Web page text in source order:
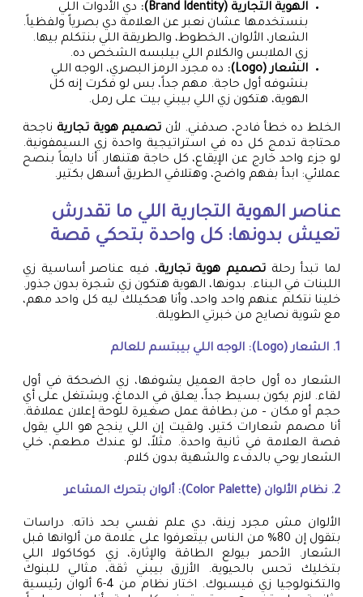
الهوية التجارية (Brand Identity):
دي الأدوات اللي
بنستخدمها عشان نعبر عن العلامة دي بصرياً ولفظياً.
الشعار، الألوان، الخطوط، والطريقة اللي بنتكلم بيها.
زي الملابس والكلام اللي بيلبسه الشخص ده.
الشعار (Logo):
ده مجرد الرمز البصري، الوجه اللي
بنشوفه أول حاجة. مهم جداً، بس لو فكرت إنه كل
الهوية، هتكون زي اللي بيبني بيت على رمل.
الخلط ده خطأ فادح، صدقني. لأن تصميم هوية تجارية ناجحة
محتاجة تدمج كل ده في استراتيجية واحدة زي السيمفونية.
لو جزء واحد خارج عن الإيقاع، كل حاجة هتنهار. أنا دايماً بنصح
عملائي: ابدأ بفهم واضح، وهتلاقي الطريق أسهل بكتير.
عناصر الهوية التجارية اللي ما تقدرش
تعيش بدونها: كل واحدة بتحكي قصة
لما تبدأ رحلة تصميم هوية تجارية، فيه عناصر أساسية زي
اللبنات في البناء. بدونها، الهوية هتكون زي شجرة بدون جذور.
خلينا نتكلم عنهم واحد واحد، وأنا هحكيلك ليه كل واحد مهم،
مع شوية نصايح من خبرتي الطويلة.
1. الشعار (Logo): الوجه اللي بيبتسم للعالم
الشعار ده أول حاجة العميل يشوفها، زي الضحكة في أول
لقاء. لازم يكون بسيط جداً، يعلق في الدماغ، ويشتغل على أي
حجم أو مكان – من بطاقة عمل صغيرة للوحة إعلان عملاقة.
أنا مصمم شعارات كتير، ولقيت إن اللي ينجح هو اللي يقول
قصة العلامة في ثانية واحدة. مثلاً، لو عندك مطعم، خلي
الشعار يوحي بالدفء والشهية بدون كلام.
2. نظام الألوان (Color Palette): ألوان بتحرك المشاعر
الألوان مش مجرد زينة، دي علم نفسي بحد ذاته. دراسات
بتقول إن 80% من الناس بيتعرفوا على علامة من ألوانها قبل
الشعار. الأحمر بيولع الطاقة والإثارة، زي كوكاكولا اللي
بتخليك تحس بالحيوية. الأزرق بيبني ثقة، مثالي للبنوك
والتكنولوجيا زي فيسبوك. اختار نظام من 4-6 ألوان رئيسية